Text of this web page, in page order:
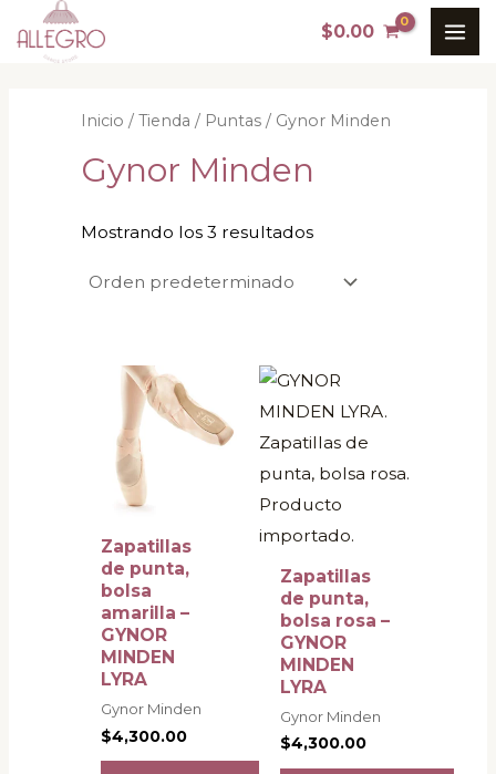
$0.00
Inicio / Tienda / Puntas/ Gynor Minden
Gynor Minden
Mostrando los 3 resultados
Zapatillas
de punta,
bolsa
amarilla –
GYNOR
MINDEN
LYRA
Gynor Minden
$4,300.00
Este
producto
tiene
múltiples
variantes.
Las
opciones
se
pueden
elegir
en
la
Zapatillas
de punta,
bolsa rosa –
GYNOR
MINDEN
LYRA
Gynor Minden
$4,300.00
Este
producto
tiene
múltiples
variantes.
Las
opciones
se
pueden
elegir
en
la
página